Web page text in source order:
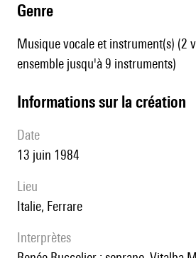
genre
Musique vocale et instrument(s) (2
ensemble jusqu'à 9 instruments)
informations sur la création
date
13 juin 1984
lieu
Italie, Ferrare
interprètes